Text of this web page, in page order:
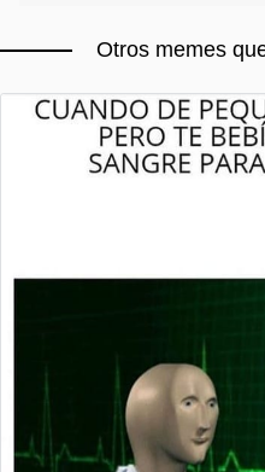
Otros memes